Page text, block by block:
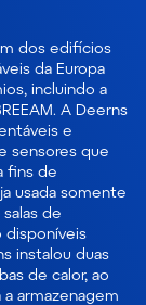
dos edifícios
da Europa
incluindo a
A Deerns
e
sensores que
fins de
usada somente
de
disponíveis
instalou duas
de calor, ao
armazenagem